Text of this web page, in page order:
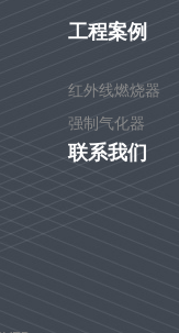
工程案例
红外线燃烧器
强制气化器
联系我们